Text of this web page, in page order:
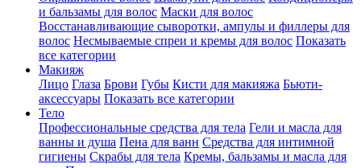
и бальзамы для волос Маски для волос
Восстанавливающие сыворотки, ампулы и филлеры для
волос Несмываемые спреи и кремы для волос Показать
все категории
Макияж
Лицо Глаза Брови Губы Кисти для макияжа Бьюти-
аксессуары Показать все категории
Тело
Профессиональные средства для тела Гели и масла для
ванны и душа Пена для ванн Средства для интимной
гигиены Скрабы для тела Кремы, бальзамы и масла для